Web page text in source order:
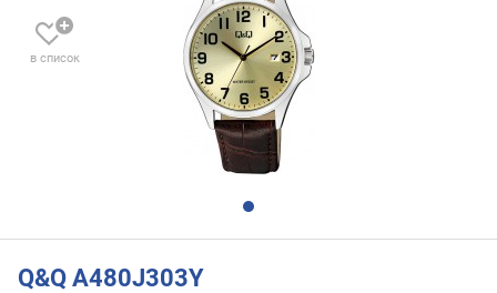
в список
Q&Q A480J303Y